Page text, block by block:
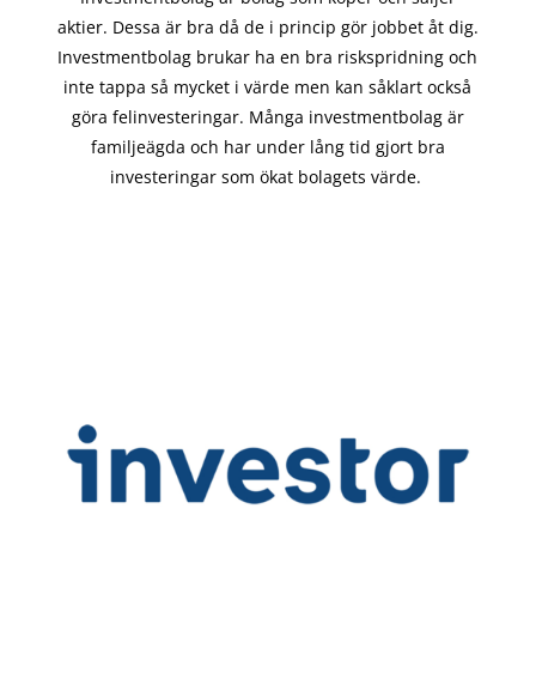
aktier. Dessa är bra då de i princip görjobbet åt dig.
Investmentbolag brukar ha en bra riskspridning och
inte tappa så mycket i värde men kan såklart också
göra felinvesteringar. Många investmentbolag är
familjeägda och har under lång tid gjort bra
investeringar som ökat bolagets värde.